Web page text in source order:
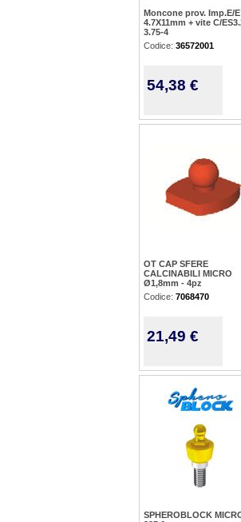
Moncone prov. Imp.E/E
4.7X11mm + vite C/
3.75-4
Codice: 36572001
54,38 €
OT CAP SFERE
CALCINABILI MICRO
Ø1,8mm - 4pz
Codice: 7068470
21,49 €
SPHEROBLOCK